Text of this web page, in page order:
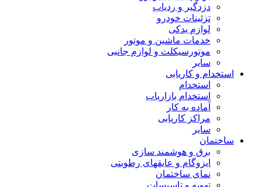
دزدگیر و ردیاب
تزئینات خودرو
لوازم یدکی
خدمات ماشین و موتور
موتورسیکلت و لوازم جانبی
سایر
استخدام و کاریابی
استخدام
استخدام بازاریاب
آماده به کار
مراکز کاریابی
سایر
ساختمان
برق و هوشمند سازی
ایزوگام و عایقهای رطوبتی
نمای ساختمان